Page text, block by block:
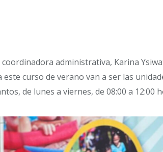
administrativa, Karina
curso de verano van a ser las
de lunes a viernes, de 08:00 a 12:00